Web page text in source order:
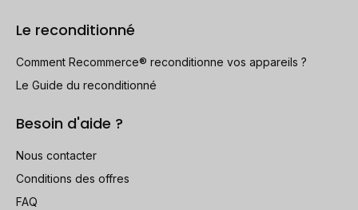
Le reconditionné
Comment Recommerce® reconditionne vos appareils ?
Le Guide du reconditionné
Besoin d'aide ?
Nous contacter
Conditions des offres
FAQ